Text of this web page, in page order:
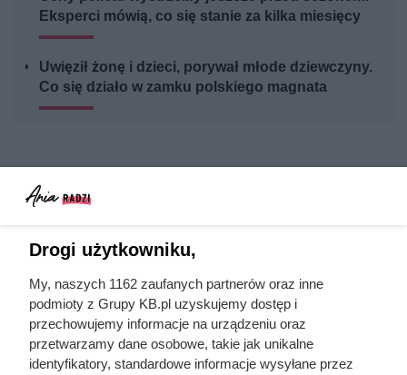
Eksperci mówią, co się stanie za kilka miesięcy
Uwięził żonę i dzieci, porywał młode dziewczyny.
Co się działo w zamku polskiego magnata
Drogi użytkowniku,
My, naszych 1162 zaufanych partnerów oraz inne
podmioty z Grupy KB.pl uzyskujemy dostęp i
przechowujemy informacje na urządzeniu oraz
przetwarzamy dane osobowe, takie jak unikalne
identyfikatory, standardowe informacje wysyłane przez